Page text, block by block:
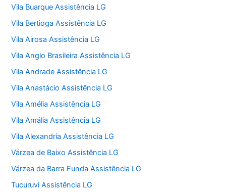
Vila Buarque Assistência LG
Vila Bertioga Assistência LG
Vila Airosa Assistência LG
Vila Anglo Brasileira Assistência LG
Vila Andrade Assistência LG
Vila Anastácio Assistência LG
Vila Amélia Assistência LG
Vila Amália Assistência LG
Vila Alexandria Assistência LG
Várzea de Baixo Assistência LG
Várzea da Barra Funda Assistência LG
Tucuruvi Assistência LG